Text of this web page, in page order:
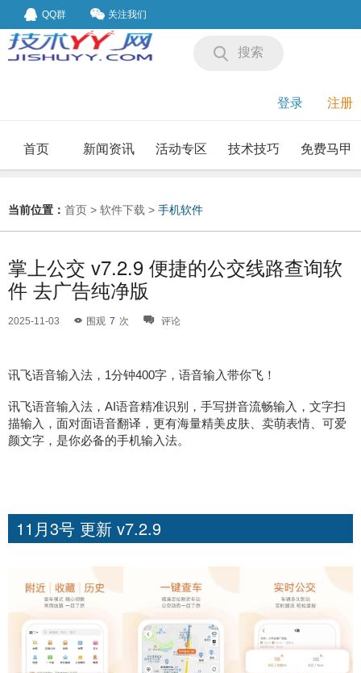
QQ群 关注我们
搜索
登录 注册
首页 新闻资讯 活动专区 技术技巧 免费马甲
当前位置： 首页 > 软件下载 > 手机软件
掌上公交 v7.2.9 便捷的公交线路查询软
件 去广告纯净版
2025-11-03 围观 7 次 评论
讯飞语音输入法，1分钟400字，语音输入带你飞！
讯飞语音输入法，AI语音精准识别，手写拼音流畅输入，文字扫
描输入，面对面语音翻译，更有海量精美皮肤、卖萌表情、可爱
颜文字，是你必备的手机输入法。
11月3号 更新 v7.2.9